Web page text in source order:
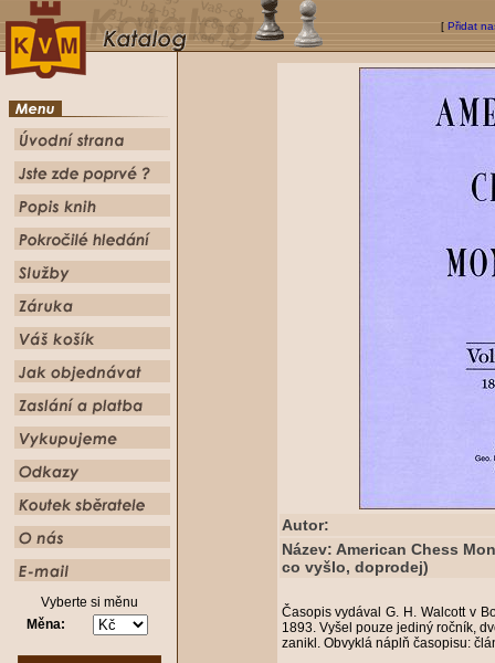
[ Přidat
Vyberte si měnu
Měna:
Autor:
Název: American Chess
co vyšlo, doprodej)
Časopis vydával G. H. Walcott v
1893. Vyšel pouze jediný ročník,
zanikl. Obvyklá náplň časopisu: